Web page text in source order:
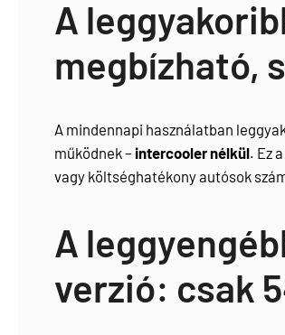
A
megbízható,
A mindennapi használatban
működnek – intercooler nélkül. Ez
vagy költséghatékony autósok
A
verzió: csak